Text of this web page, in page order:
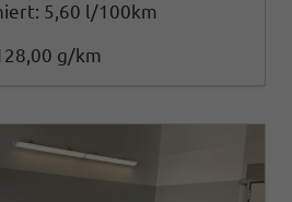
5,60 l/100km
g/km